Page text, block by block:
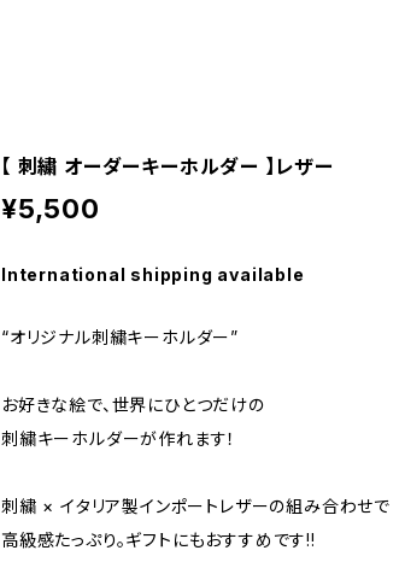
【 刺繍 オーダーキーホルダー 】レザー
¥5,500
International shipping available
“オリジナル刺繍キーホルダー”
お好きな絵で、世界にひとつだけの
刺繍キーホルダーが作れます！
刺繍 × イタリア製インポートレザーの組み合わせで
高級感たっぷり。ギフトにもおすすめです!!